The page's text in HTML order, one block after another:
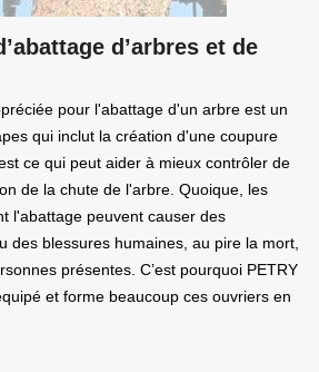
d’arbres et de
pour l'abattage d'un arbre est un
qui inclut la création d'une coupure
ce qui peut aider à mieux contrôler de
de la chute de l'arbre. Quoique, les
l'abattage peuvent causer des
des blessures humaines, au pire la mort,
présentes. C’est pourquoi PETRY
et forme beaucoup ces ouvriers en